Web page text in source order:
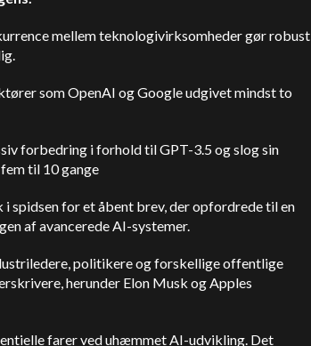
mellem teknologivirksomheder gør robust
som OpenAI og Google udgivet mindst to
forbedring i forhold til GPT-3.5 og slog sin
til 10 gange
spidsen for et åbent brev, der opfordrede til en
af avancerede AI-systemer.
politikere og forskellige offentlige
herunder Elon Musk og Apples
farer ved uhæmmet AI-udvikling. Det